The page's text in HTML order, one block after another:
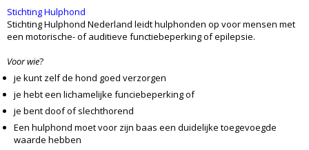
Stichting Hulphond
Stichting Hulphond Nederland leidt hulphonden op voor mensen met
een motorische- of auditieve functiebeperking of epilepsie.
Voor wie?
je kunt zelf de hond goed verzorgen
je hebt een lichamelijke funciebeperking of
je bent doof of slechthorend
Een hulphond moet voor zijn baas een duidelijke toegevoegde
waarde hebben